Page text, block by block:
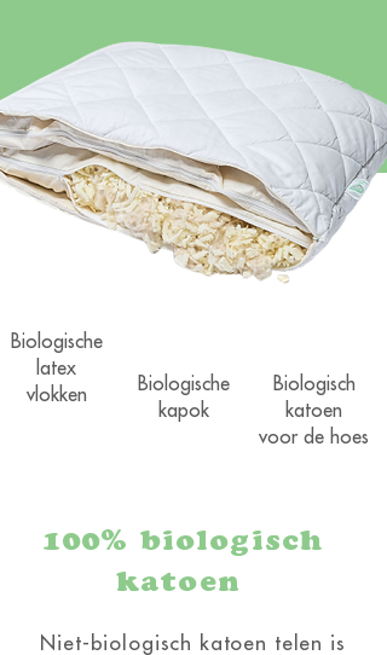
Biologisch
katoen
voor de hoes
Biologische
latex
vlokken
Biologische
kapok
100% biologisch
katoen
Niet-biologisch katoen telen is